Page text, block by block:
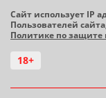
Сайт использует IP
Пользователей
Политике по защите
18+